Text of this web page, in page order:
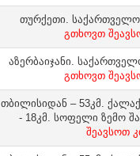
თურქეთი.
გთხოვთ
აზერბაიჯანი.
გთხოვთ
თბილისიდან – 53კმ.
- 18კმ. სოფელი ზემო
შეავსოთ